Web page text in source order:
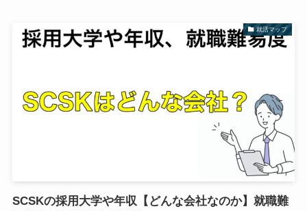
就活マップ
SCSKの採用大学や年収【どんな会社なのか】就職難